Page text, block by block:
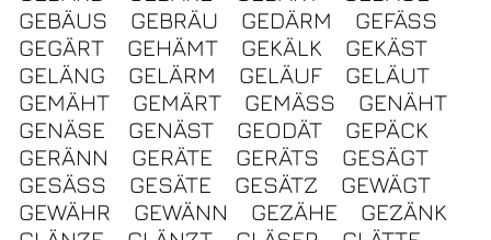
GEBÄUS
GEBRÄU GEDÄRM
GEFÄSS
GEGÄRT
GEHÄMT GEKÄLK
GEKÄST
GELÄNG
GELÄRM GELÄUF
GELÄUT
GEMÄHT
GEMÄRT GEMÄSS
GENÄHT
GENÄSE
GENÄST GEODÄT
GEPÄCK
GERÄNN
GERÄTE GERÄTS
GESÄGT
GESÄSS
GESÄTE GESÄTZ
GEWÄGT
GEWÄHR
GEWÄNN GEZÄHE
GEZÄNK